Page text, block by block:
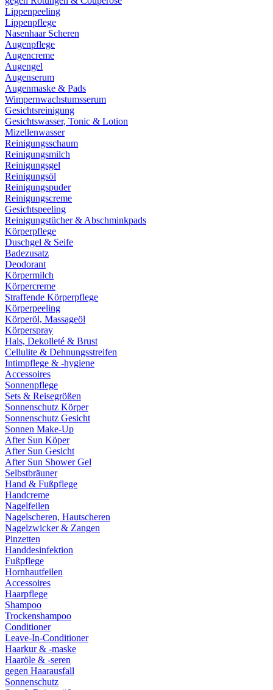
Lippenpeeling
Lippenpflege
Nasenhaar Scheren
Augenpflege
Augencreme
Augengel
Augenserum
Augenmaske & Pads
Wimpernwachstumsserum
Gesichtsreinigung
Gesichtswasser, Tonic & Lotion
Mizellenwasser
Reinigungsschaum
Reinigungsmilch
Reinigungsgel
Reinigungsöl
Reinigungspuder
Reinigungscreme
Gesichtspeeling
Reinigungstücher & Abschminkpads
Körperpflege
Duschgel & Seife
Badezusatz
Deodorant
Körpermilch
Körpercreme
Straffende Körperpflege
Körperpeeling
Körperöl, Massageöl
Körperspray
Hals, Dekolleté & Brust
Cellulite & Dehnungsstreifen
Intimpflege & -hygiene
Accessoires
Sonnenpflege
Sets & Reisegrößen
Sonnenschutz Körper
Sonnenschutz Gesicht
Sonnen Make-Up
After Sun Köper
After Sun Gesicht
After Sun Shower Gel
Selbstbräuner
Hand & Fußpflege
Handcreme
Nagelfeilen
Nagelscheren, Hautscheren
Nagelzwicker & Zangen
Pinzetten
Handdesinfektion
Fußpflege
Hornhautfeilen
Accessoires
Haarpflege
Shampoo
Trockenshampoo
Conditioner
Leave-In-Conditioner
Haarkur & -maske
Haaröle & -seren
gegen Haarausfall
Sonnenschutz